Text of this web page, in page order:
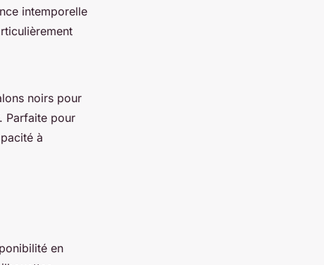
intemporelle
noirs pour
Parfaite pour
à
en